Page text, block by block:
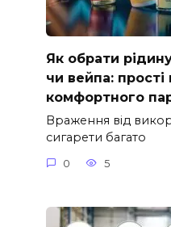
Як обрати
чи вейпа:
комфортного
Враження від
сигарети багато
0 5